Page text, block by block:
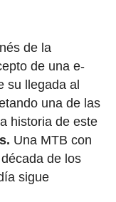
de la
de una e-
su llegada al
una de las
historia de este
Una MTB con
de los
sigue